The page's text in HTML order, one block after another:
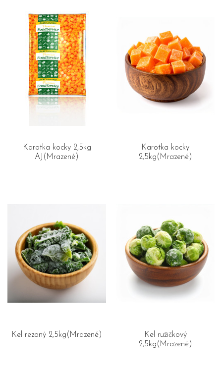
Karotka kocky 2,5kg
AJ(Mrazené)
Karotka kocky
2,5kg(Mrazené)
Kel rezaný 2,5kg(Mrazené)
Kel ružičkový
2,5kg(Mrazené)